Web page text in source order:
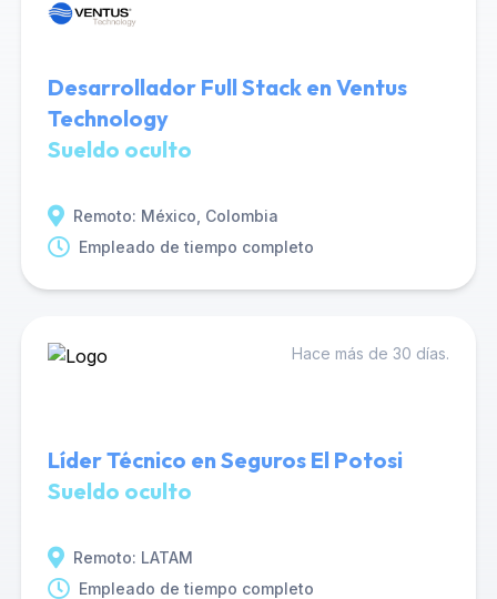
Desarrollador Full Stack en Ventus
Technology
Sueldo oculto
Remoto: México, Colombia
Empleado de tiempo completo
Hace más de 30 días.
Líder Técnico en Seguros El Potosi
Sueldo oculto
Remoto: LATAM
Empleado de tiempo completo